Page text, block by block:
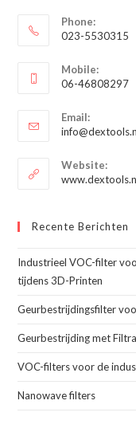
Phone:
023-5530315
in
je
toepassing
Mobile:
06-46808297
in
je
toepassing
Email:
Website:
Recente Berichten
Industrieel VOC-filter
tijdens 3D-Printen
Geurbestrijdingsfilter
Geurbestrijding met
VOC-filters voor de
Nanowave filters